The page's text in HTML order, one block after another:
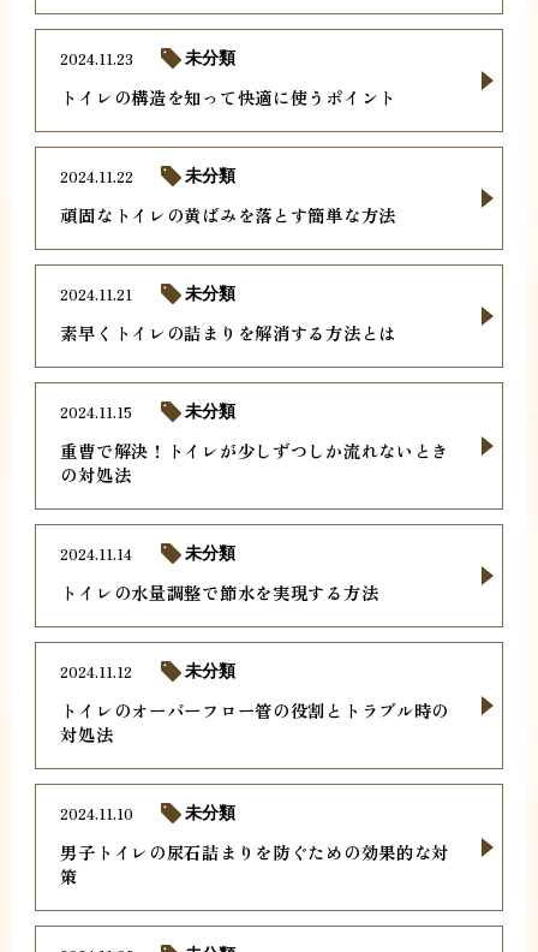
トイレの構造を知って快適に使うポイント
2024.11.23 未分類
頑固なトイレの黄ばみを落とす簡単な方法
2024.11.22 未分類
素早くトイレの詰まりを解消する方法とは
2024.11.21 未分類
重曹で解決！トイレが少しずつしか流れないとき
の対処法
2024.11.15 未分類
トイレの水量調整で節水を実現する方法
2024.11.14 未分類
トイレのオーバーフロー管の役割とトラブル時の
対処法
2024.11.12 未分類
男子トイレの尿石詰まりを防ぐための効果的な対
策
2024.11.10 未分類